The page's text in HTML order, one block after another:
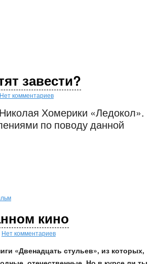
завести?
Нет комментариев
Хомерики «Ледокол».
по поводу данной
кино
Нет комментариев
«Двенадцать стульев», из которых,